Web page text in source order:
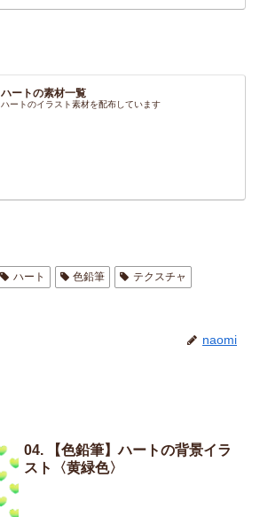
ハートの素材一覧
ハートのイラスト素材を配布しています
ハート 色鉛筆
テクスチャ
naomi
04. 【色鉛筆】ハートの背景イラ
スト〈黄緑色〉